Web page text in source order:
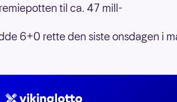
til ca. 47 mill-
6+0 rette den siste onsdagen i